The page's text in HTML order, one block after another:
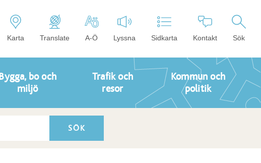
Karta Translate A-Ö Lyssna Sidkarta Kontakt Sök
Bygga, bo och
miljö
Trafik och
resor
Kommun och
politik